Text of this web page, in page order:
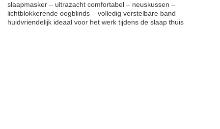
slaapmasker – ultrazacht comfortabel – neuskussen –
lichtblokkerende oogblinds – volledig verstelbare band –
huidvriendelijk ideaal voor het werk tijdens de slaap thuis